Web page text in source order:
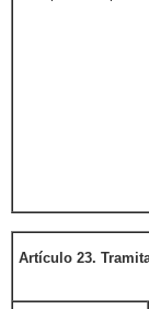
Artículo 23.